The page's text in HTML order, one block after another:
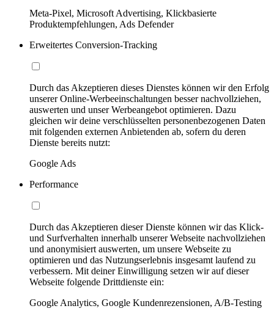
Meta-Pixel, Microsoft Advertising, Klickbasierte
Produktempfehlungen, Ads Defender
Erweitertes Conversion-Tracking
Durch das Akzeptieren dieses Dienstes können wir den Erfolg
unserer Online-Werbeeinschaltungen besser nachvollziehen,
auswerten und unser Werbeangebot optimieren. Dazu
gleichen wir deine verschlüsselten personenbezogenen Daten
mit folgenden externen Anbietenden ab, sofern du deren
Dienste bereits nutzt:
Google Ads
Performance
Durch das Akzeptieren dieser Dienste können wir das Klick-
und Surfverhalten innerhalb unserer Webseite nachvollziehen
und anonymisiert auswerten, um unsere Webseite zu
optimieren und das Nutzungserlebnis insgesamt laufend zu
verbessern. Mit deiner Einwilligung setzen wir auf dieser
Webseite folgende Drittdienste ein:
Google Analytics, Google Kundenrezensionen, A/B-Testing